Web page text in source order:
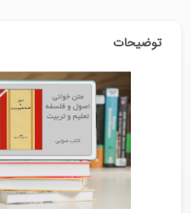
توضیحات